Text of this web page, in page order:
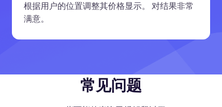
根据用户的位置调整其价格显示。 对结果非常
满意。
常见问题